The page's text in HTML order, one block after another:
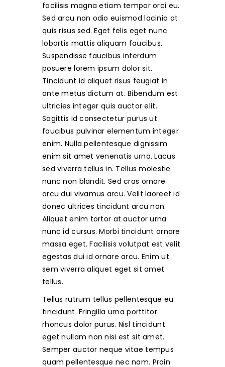
facilisis magna etiam tempor orci eu.
Sed arcu non odio euismod lacinia at
quis risus sed. Eget felis eget nunc
lobortis mattis aliquam faucibus.
Suspendisse faucibus interdum
posuere lorem ipsum dolor sit.
Tincidunt id aliquet risus feugiat in
ante metus dictum at. Bibendum est
ultricies integer quis auctor elit.
Sagittis id consectetur purus ut
faucibus pulvinar elementum integer
enim. Nulla pellentesque dignissim
enim sit amet venenatis urna. Lacus
sed viverra tellus in. Tellus molestie
nunc non blandit. Sed cras ornare
arcu dui vivamus arcu. Velit laoreet id
donec ultrices tincidunt arcu non.
Aliquet enim tortor at auctor urna
nunc id cursus. Morbi tincidunt ornare
massa eget. Facilisis volutpat est velit
egestas dui id ornare arcu. Enim ut
sem viverra aliquet eget sit amet
tellus.
Tellus rutrum tellus pellentesque eu
tincidunt. Fringilla urna porttitor
rhoncus dolor purus. Nisl tincidunt
eget nullam non nisi est sit amet.
Semper auctor neque vitae tempus
quam pellentesque nec nam. Proin